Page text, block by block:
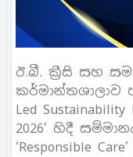
ඊ.බී. ක්‍රීසි සහ
කර්මාන්තශාලාව
Led Sustainability
2026’ හිදී
‘Responsible